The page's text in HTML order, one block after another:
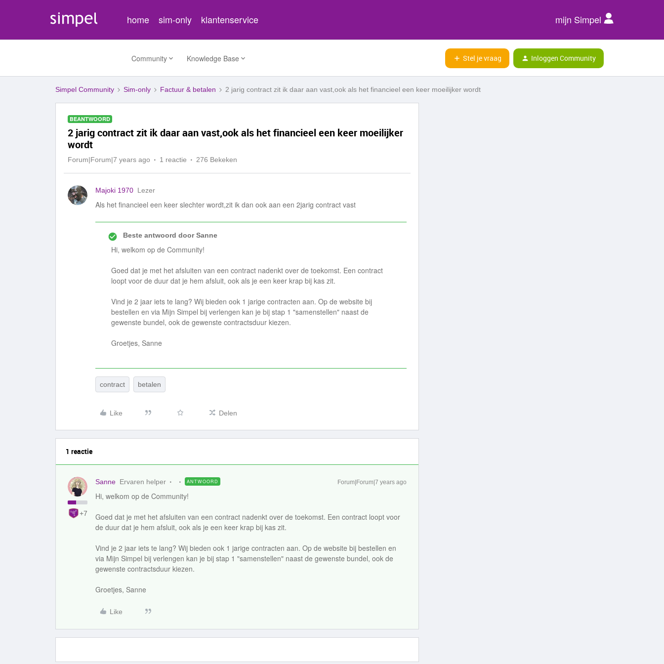
home sim-only klantenservice mijn Simpel
Community Knowledge Base Stel je vraag Inloggen Community
Simpel Community Sim-only Factuur & betalen 2 jarig contract zit ik daar aan vast,ook als het financieel een keer moeilijker wordt
BEANTWOORD
2 jarig contract zit ik daar aan vast,ook als het financieel een keer moeilijker
wordt
Forum|Forum|7 years ago 1 reactie 276 Bekeken
Majoki 1970 Lezer
Als het financieel een keer slechter wordt,zit ik dan ook aan een 2jarig contract vast
Beste antwoord doorSanne
Hi, welkom op de Community!
Goed dat je met het afsluiten van een contract nadenkt over de toekomst. Een contract
loopt voor de duur dat je hem afsluit, ook als je een keer krap bij kas zit.
Vind je 2 jaar iets te lang? Wij bieden ook 1 jarige contracten aan. Op de website bij
bestellen en via Mijn Simpel bij verlengen kan je bij stap 1 "samenstellen" naast de
gewenste bundel, ook de gewenste contractsduur kiezen.
Groetjes, Sanne
contract betalen
Like Delen
1 reactie
+7
Sanne Ervaren helper ANTWOORD Forum|Forum|7 years ago
Hi, welkom op de Community!
Goed dat je met het afsluiten van een contract nadenkt over de toekomst. Een contract loopt voor
de duur dat je hem afsluit, ook als je een keer krap bij kas zit.
Vind je 2 jaar iets te lang? Wij bieden ook 1 jarige contracten aan. Op de website bij bestellen en
via Mijn Simpel bij verlengen kan je bij stap 1 "samenstellen" naast de gewenste bundel, ook de
gewenste contractsduur kiezen.
Groetjes, Sanne
Like